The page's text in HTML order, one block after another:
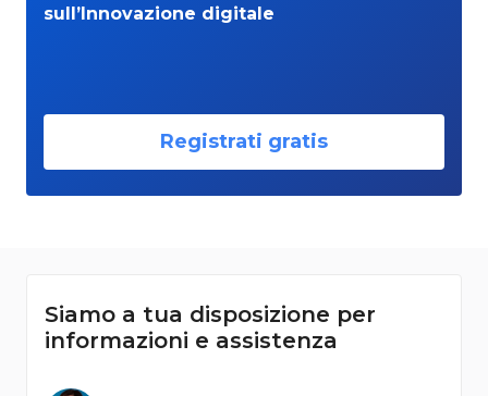
sull’Innovazione digitale
Registrati gratis
Siamo a tua disposizione per
informazioni e assistenza